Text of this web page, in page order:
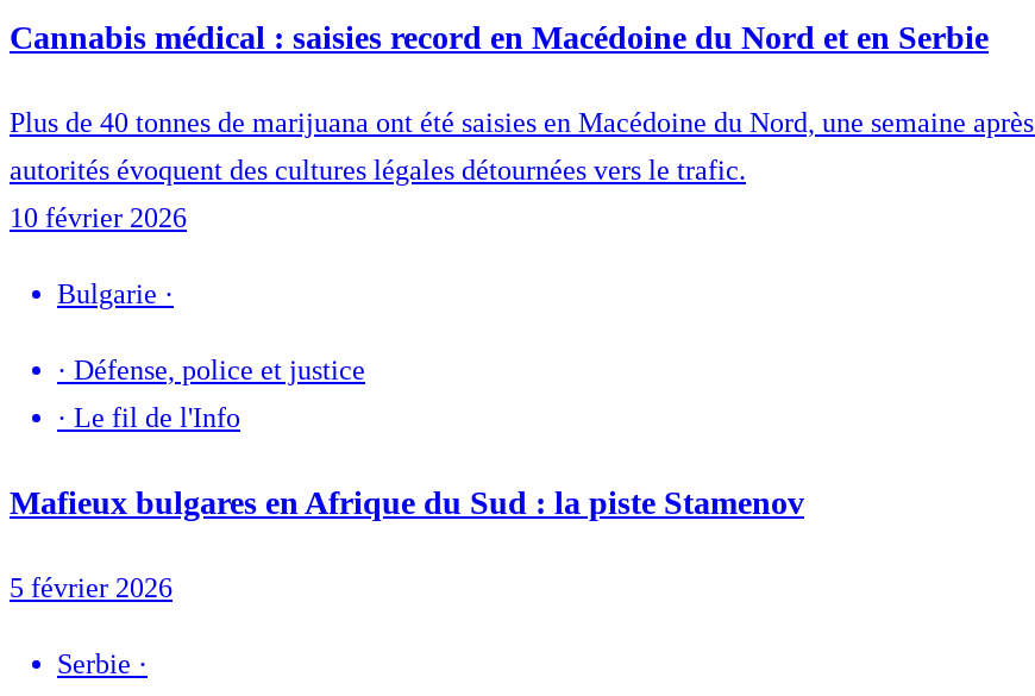
Cannabis médical : saisies record en Macédoine du Nord et en Serbie
Plus de 40 tonnes de marijuana ont été saisies en Macédoine du Nord, une semaine
autorités évoquent des cultures légales détournées vers le trafic.
10 février 2026
Bulgarie ·
· Défense, police et justice
· Le fil de l'Info
Mafieux bulgares en Afrique du Sud : la piste Stamenov
5 février 2026
Serbie ·